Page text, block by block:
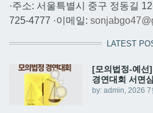
·주소: 서울특별시 중구 정동길
725-4777 ·이메일:
LATEST
[모의법정-예선
경연대회 서면
by: admin, 2026 7